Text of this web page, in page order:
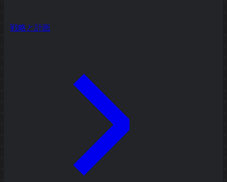
戦略と計画